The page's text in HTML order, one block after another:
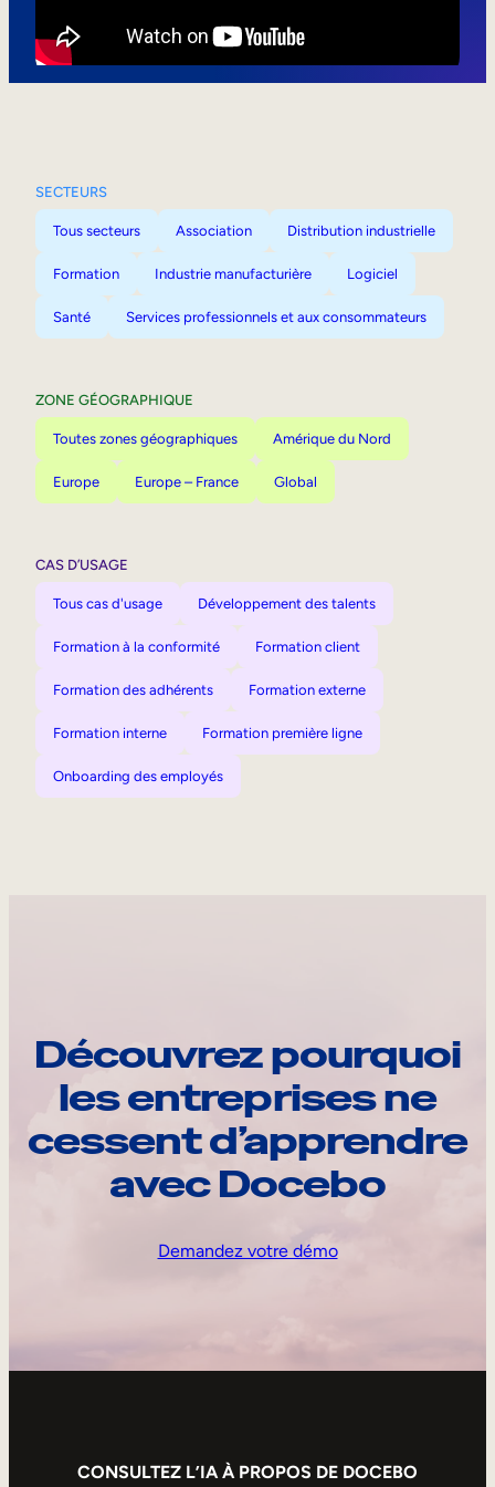
SECTEURS
Tous secteurs Association Distribution industrielle
Formation Industrie manufacturière Logiciel
Santé Services professionnels et aux consommateurs
ZONE GÉOGRAPHIQUE
Toutes zones géographiques Amérique du Nord
Europe Europe – France Global
CAS D’USAGE
Tous cas d'usage Développement des talents
Formation à la conformité Formation client
Formation des adhérents Formation externe
Formation interne Formation première ligne
Onboarding des employés
Découvrez pourquoi
les entreprises ne
cessent d’apprendre
avec Docebo
Demandez votre démo
CONSULTEZ L’IA À PROPOS DE DOCEBO